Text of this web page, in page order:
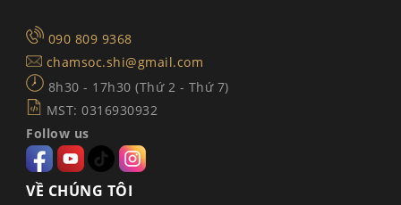
090 809 9368
chamsoc.shi@gmail.com
8h30 - 17h30 (Thứ 2 - Thứ 7)
MST: 0316930932
Follow us
VỀ CHÚNG TÔI